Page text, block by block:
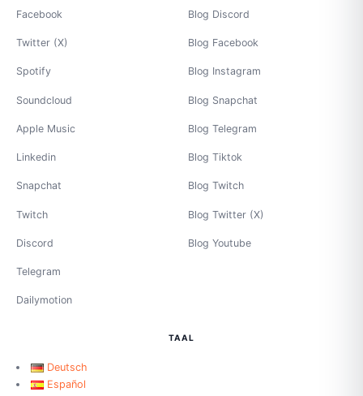
Facebook
Twitter (X)
Spotify
Soundcloud
Apple Music
Linkedin
Snapchat
Twitch
Discord
Telegram
Dailymotion
Blog Discord
Blog Facebook
Blog Instagram
Blog Snapchat
Blog Telegram
Blog Tiktok
Blog Twitch
Blog Twitter (X)
Blog Youtube
TAAL
Deutsch
Español